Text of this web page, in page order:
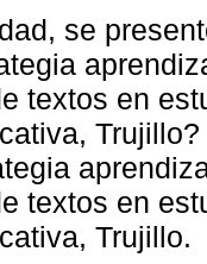
se
textos en
textos en
Trujillo.